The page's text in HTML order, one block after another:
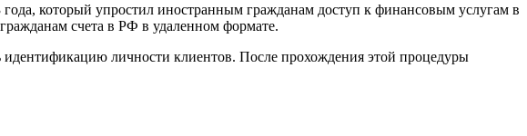
который упростил иностранным гражданам доступ к финансовым услугам в
счета в РФ в удаленном формате.
идентификацию личности клиентов. После прохождения этой процедуры